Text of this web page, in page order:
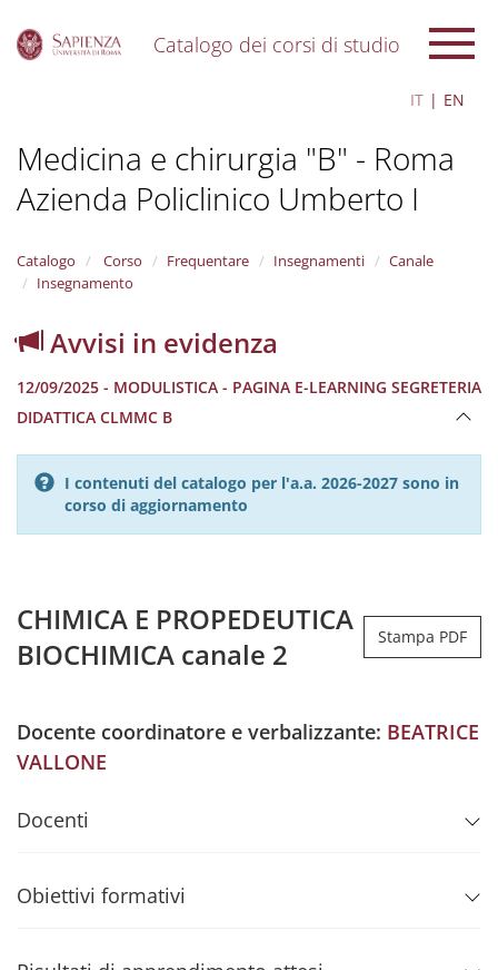
Catalogo dei corsi di studio
IT EN
Medicina e chirurgia "B" - Roma
Azienda Policlinico Umberto I
Catalogo Corso Frequentare Insegnamenti
Canale
Insegnamento
Avvisi in evidenza
12/09/2025 - MODULISTICA - PAGINA E-LEARNING SEGRETERIA
DIDATTICA CLMMC B
I contenuti del catalogo per l'a.a. 2026-2027 sono in
corso di aggiornamento
CHIMICA E PROPEDEUTICA
BIOCHIMICA canale 2
Stampa PDF
Docente coordinatore e verbalizzante: BEATRICE
VALLONE
Docenti
Obiettivi formativi